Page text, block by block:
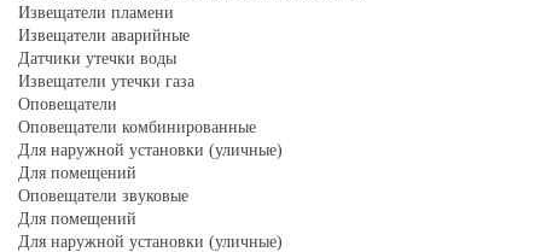
Извещатели пламени
Извещатели аварийные
Датчики утечки воды
Извещатели утечки газа
Оповещатели
Оповещатели комбинированные
Для наружной установки (уличные)
Для помещений
Оповещатели звуковые
Для помещений
Для наружной установки (уличные)